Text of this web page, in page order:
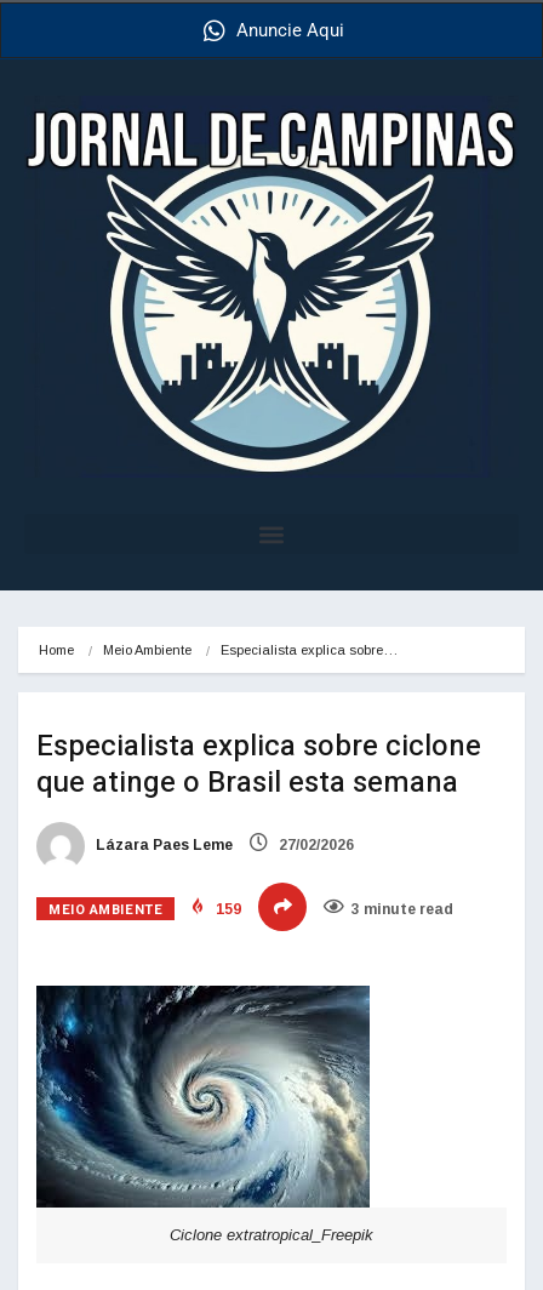
Anuncie Aqui
Home Meio Ambiente Especialista explica sobre…
Especialista explica sobre ciclone
que atinge o Brasil esta semana
Lázara Paes Leme 27/02/2026
MEIO AMBIENTE 159 3 minute read
Ciclone extratropical_Freepik